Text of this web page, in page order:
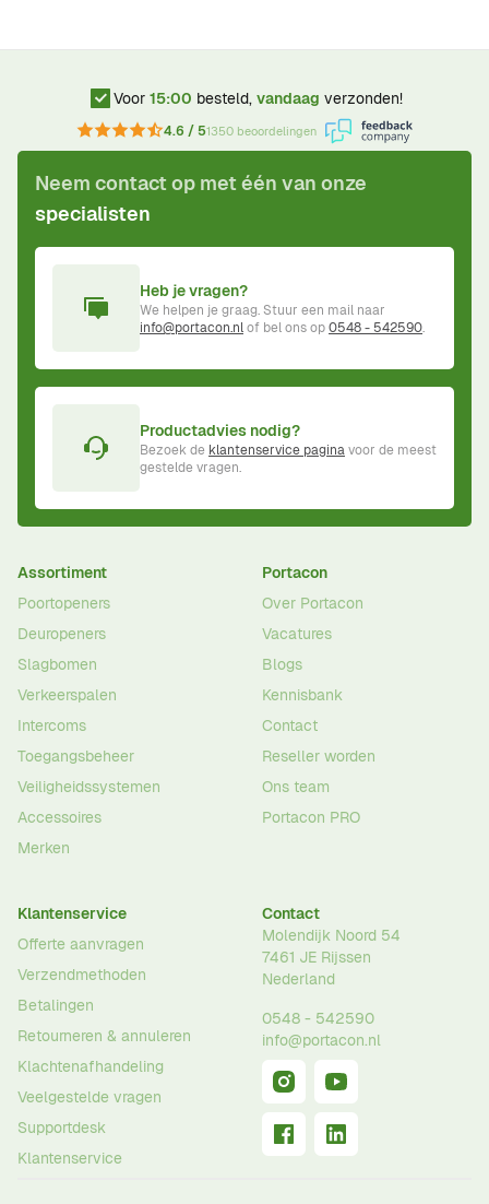
Voor 15:00 besteld, vandaag verzonden!
4.6 / 51350 beoordelingen
Neem contact op met één van onze
specialisten
Heb je vragen?
We helpen je graag. Stuur een mail naar
info@portacon.nlof bel ons op0548 - 542590.
Productadvies nodig?
Bezoek de klantenservice paginavoor de meest
gestelde vragen.
Assortiment
Poortopeners
Deuropeners
Slagbomen
Verkeerspalen
Intercoms
Toegangsbeheer
Veiligheidssystemen
Accessoires
Merken
Portacon
Over Portacon
Vacatures
Blogs
Kennisbank
Contact
Reseller worden
Ons team
Portacon PRO
Klantenservice
Offerte aanvragen
Verzendmethoden
Betalingen
Retourneren & annuleren
Klachtenafhandeling
Veelgestelde vragen
Supportdesk
Klantenservice
Contact
Molendijk Noord 54
7461 JE Rijssen
Nederland
0548 - 542590
info@portacon.nl